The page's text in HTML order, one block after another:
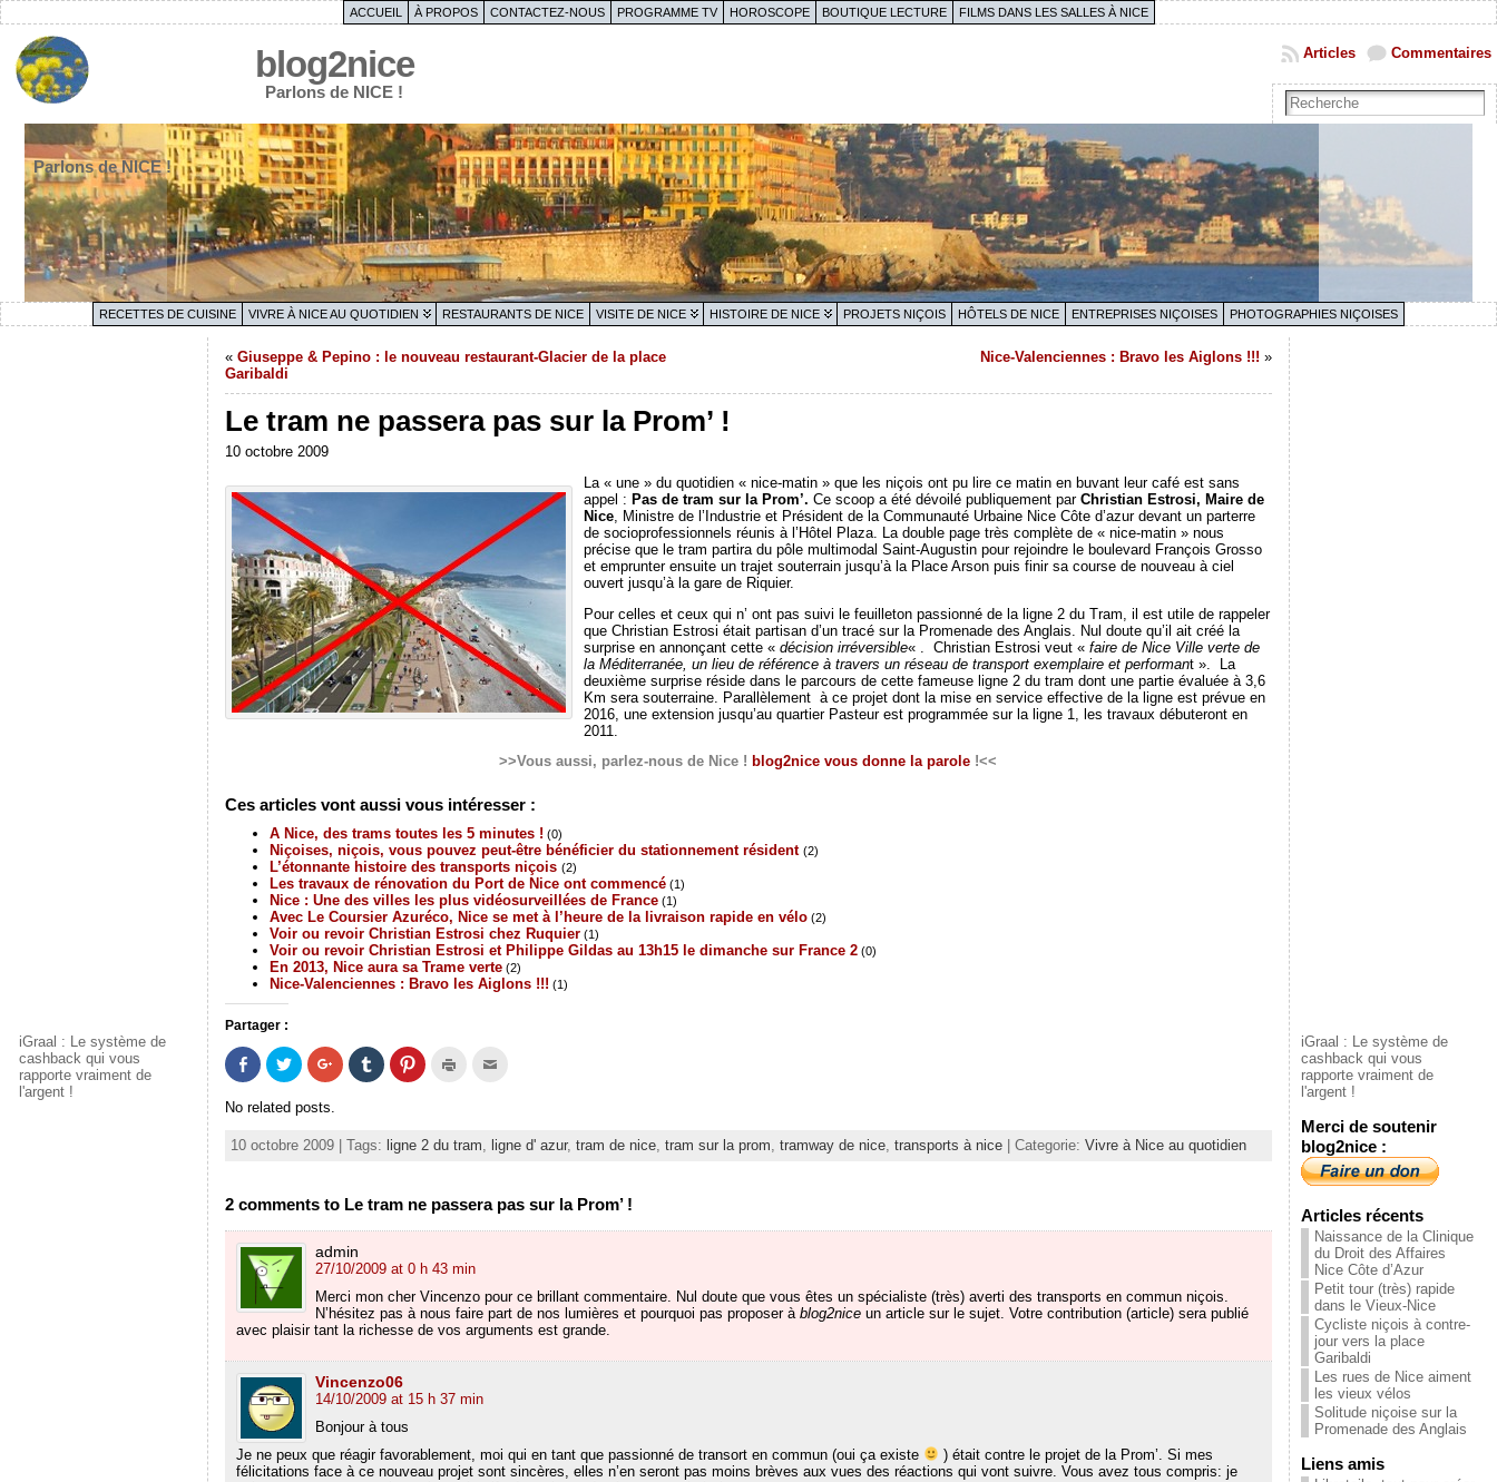
ACCUEIL À PROPOS CONTACTEZ-NOUS PROGRAMME TV HOROSCOPE BOUTIQUE LECTURE FILMS DANS LES SALLES À NICE
blog2nice
Parlons de NICE !
Commentaires
Articles
Parlons de NICE !
RECETTES DE CUISINE VIVRE À NICE AU QUOTIDIEN RESTAURANTS DE NICE VISITE DE NICE HISTOIRE DE NICE PROJETS NIÇOIS HÔTELS DE NICE ENTREPRISES NIÇOISES PHOTOGRAPHIES NIÇOISES
iGraal : Le système de
cashback qui vous
rapporte vraiment de
l'argent !
« Giuseppe & Pepino : le nouveau restaurant-Glacier de la place
Garibaldi
Nice-Valenciennes : Bravo les Aiglons !!! »
Le tram ne passera pas sur la Prom’ !
10 octobre 2009
La « une » du quotidien « nice-matin » que les niçois ont pu lire ce matin en buvant leur café est sans
appel : Pas de tram sur la Prom’. Ce scoop a été dévoilé publiquement par Christian Estrosi, Maire de
Nice, Ministre de l’Industrie et Président de la Communauté Urbaine Nice Côte d’azur devant un parterre
de socioprofessionnels réunis à l’Hôtel Plaza. La double page très complète de « nice-matin » nous
précise que le tram partira du pôle multimodal Saint-Augustin pour rejoindre le boulevard François Grosso
et emprunter ensuite un trajet souterrain jusqu’à la Place Arson puis finir sa course de nouveau à ciel
ouvert jusqu’à la gare de Riquier.
Pour celles et ceux qui n’ ont pas suivi le feuilleton passionné de la ligne 2 du Tram, il est utile de rappeler
que Christian Estrosi était partisan d’un tracé sur la Promenade des Anglais. Nul doute qu’il ait créé la
surprise en annonçant cette « décision irréversible« . Christian Estrosi veut « faire de Nice Ville verte de
la Méditerranée, un lieu de référence à travers un réseau de transport exemplaire et performant ». La
deuxième surprise réside dans le parcours de cette fameuse ligne 2 du tram dont une partie évaluée à 3,6
Km sera souterraine. Parallèlement à ce projet dont la mise en service effective de la ligne est prévue en
2016, une extension jusqu’au quartier Pasteur est programmée sur la ligne 1, les travaux débuteront en
2011.
>>Vous aussi, parlez-nous de Nice ! blog2nice vous donne la parole !<<
Ces articles vont aussi vous intéresser :
A Nice, des trams toutes les 5 minutes ! (0)
Niçoises, niçois, vous pouvez peut-être bénéficier du stationnement résident (2)
L’étonnante histoire des transports niçois (2)
Les travaux de rénovation du Port de Nice ont commencé(1)
Nice : Une des villes les plus vidéosurveillées de France(1)
Avec Le Coursier Azuréco, Nice se met à l’heure de la livraison rapide en vélo(2)
Voir ou revoir Christian Estrosi chez Ruquier(1)
Voir ou revoir Christian Estrosi et Philippe Gildas au 13h15 le dimanche sur France 2(0)
En 2013, Nice aura sa Trame verte(2)
Nice-Valenciennes : Bravo les Aiglons !!! (1)
Partager :
P
a
t
a
e
r
F
c
e
b
o
k
(
o
e
d
a
n
s
u
n
e
P
a
t
a
e
r
T
i
t
t
o
u
d
a
n
s
u
n
e
n
C
l
u
z
p
p
r
t
a
g
r
s
u
o
g
l
e
+
(
o
u
C
l
r
p
p
r
a
g
r
s
u
m
b
l
r
(
o
u
v
C
l
z
p
p
r
a
g
e
r
s
u
t
e
s
t
(
r
p
i
p
i
m
r
(
o
d
a
u
n
e
z
p
e
v
p
a
r
n
a
m
No related posts.
10 octobre 2009 | Tags: ligne 2 du tram ligne d' azur, tram de nice, tram sur la prom tramway de nice, transports à nice| Categorie: Vivre à Nice au quotidien
2 comments to Le tram ne passera pas sur la Prom’ !
admin
27/10/2009 at 0 h 43 min
Merci mon cher Vincenzo pour ce brillant commentaire. Nul doute que vous êtes un spécialiste (très) averti des transports en commun niçois.
N’hésitez pas à nous faire part de nos lumières et pourquoi pas proposer à blog2niceun article sur le sujet. Votre contribution (article) sera publié
avec plaisir tant la richesse de vos arguments est grande.
Vincenzo06
14/10/2009 at 15 h 37 min
Bonjour à tous
Je ne peux que réagir favorablement, moi qui en tant que passionné de transort en commun (oui ça existe
) était contre le projet de la Prom’. Si mes
félicitations face à ce nouveau projet sont sincères, elles n’en seront pas moins brèves aux vues des réactions qui vont suivre. Vous avez tous compris: je
iGraal : Le système de
cashback qui vous
rapporte vraiment de
l'argent !
Merci de soutenir
blog2nice :
Articles récents
Naissance de la Clinique
du Droit des Affaires
Nice Côte d’Azur
Petit tour (très) rapide
dans le Vieux-Nice
Cycliste niçois à contre-
jour vers la place
Garibaldi
Les rues de Nice aiment
les vieux vélos
Solitude niçoise sur la
Promenade des Anglais
Liens amis